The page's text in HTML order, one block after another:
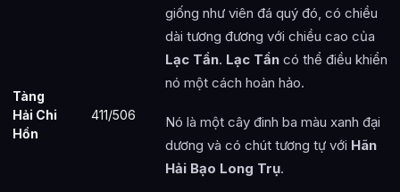
Tàng
Hải Chi
Hồn
411/506
giống như viên đá quý đó, có chiều
dài tương đương với chiều cao của
Lạc Tần. Lạc Tần có thể điều khiển
nó một cách hoàn hảo.
Nó là một cây đinh ba màu xanh đại
dương và có chút tương tự với Hãn
Hải Bạo Long Trụ.